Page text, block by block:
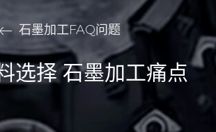
石墨加工FAQ问题
选择 石墨加工痛点